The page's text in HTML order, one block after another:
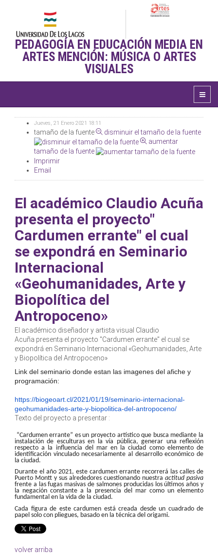
PEDAGOGÍA EN EDUCACIÓN MEDIA EN
ARTES MENCIÓN: MÚSICA O ARTES
VISUALES
Jueves, 21 Enero 2021 18:11
tamaño de la fuente
disminuir el tamaño de la fuente
aumentar
tamaño de la fuente
Imprimir
Email
El académico Claudio Acuña
presenta el proyecto"
Cardumen errante" el cual
se expondrá en Seminario
Internacional
«Geohumanidades, Arte y
Biopolítica del
Antropoceno»
El académico diseñador y artista visual Claudio
Acuña presenta el proyecto "Cardumen errante" el cual se
expondrá en Seminario Internacional «Geohumanidades, Arte
y Biopolítica del Antropoceno»
Link del seminario donde estan las imagenes del afiche y
programación:
https://biogeoart.cl/2021/01/19/seminario-internacional-
geohumanidades-arte-y-biopolitica-del-antropoceno/
Texto del proyecto a presentar :
“Cardumen errante” es un proyecto artístico que busca mediante la
instalación de esculturas en la vía pública, generar una reflexión
respecto a la influencia del mar en la ciudad como elemento de
identificación vinculado necesariamente al desarrollo económico de
la ciudad.
Durante el año 2021, este cardumen errante recorrerá las calles de
Puerto Montt y sus alrededores cuestionando nuestra actitud pasiva
frente a las fugas masivas de salmones producidas los últimos años y
la negación constante a la presencia del mar como un elemento
fundamental en la vida de la ciudad.
Cada figura de este cardumen está creada desde un cuadrado de
papel solo con pliegues, basado en la técnica del origami.
volver arriba